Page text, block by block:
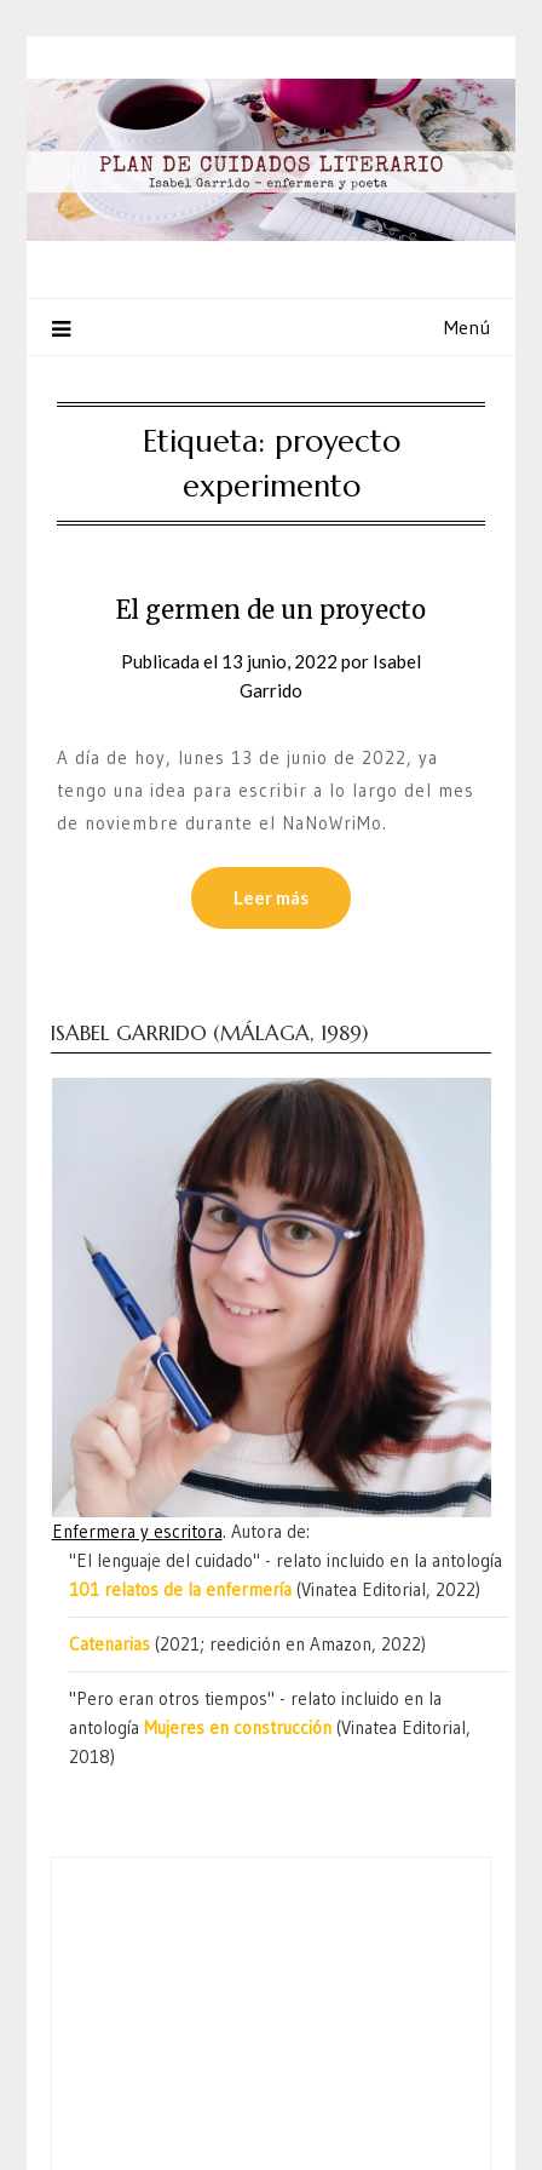
contenido
Menú
Etiqueta: proyecto
experimento
El germen de un proyecto
Publicada el 13 junio, 2022 por Isabel
Garrido
A día de hoy, lunes 13 de junio de 2022, ya
tengo una idea para escribir a lo largo del mes
de noviembre durante el NaNoWriMo.
Leer más
ISABEL GARRIDO (MÁLAGA, 1989)
Enfermera y escritora. Autora de:
"El lenguaje del cuidado" - relato incluido en la antología
101 relatos de la enfermería (Vinatea Editorial, 2022)
Catenarias (2021; reedición en Amazon, 2022)
"Pero eran otros tiempos" - relato incluido en la
antologíaMujeres en construcción (Vinatea Editorial,
2018)